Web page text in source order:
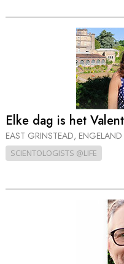
Elke dag is het
EAST GRINSTEAD, ENGELAND
SCIENTOLOGISTS @LIFE